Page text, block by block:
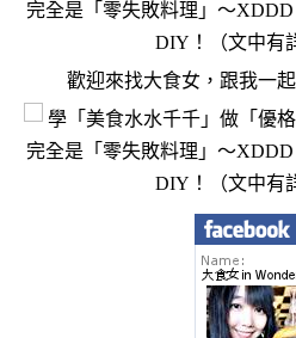
歡迎來找大食女，跟我一